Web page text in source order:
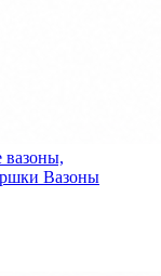
вазоны,
Вазоны